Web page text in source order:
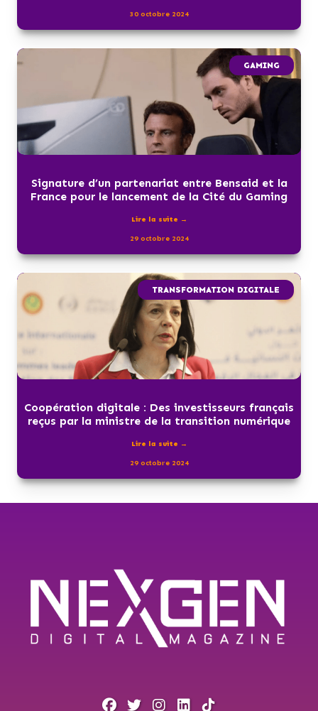
30 octobre 2024
GAMING
Signature d’un partenariat entre Bensaid et la
France pour le lancement de la Cité du Gaming
Lire la suite →
29 octobre 2024
TRANSFORMATION DIGITALE
Coopération digitale : Des investisseurs français
reçus par la ministre de la transition numérique
Lire la suite →
29 octobre 2024